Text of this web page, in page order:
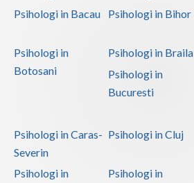
Psihologi in Bacau
Psihologi in Bihor
Psihologi in
Botosani
Psihologi in Braila
Psihologi in
Bucuresti
Psihologi in Caras-
Severin
Psihologi in Cluj
Psihologi in
Psihologi in